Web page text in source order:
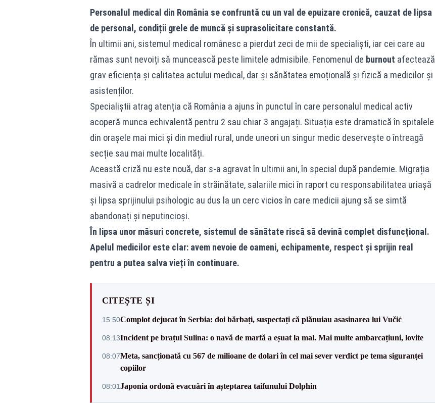
Personalul medical din România se confruntă cu un val de epuizare cronică, cauzat de lipsa
de personal, condiții grele de muncă și suprasolicitare constantă.
În ultimii ani, sistemul medical românesc a pierdut zeci de mii de specialiști, iar cei care au
rămas sunt nevoiți să muncească peste limitele admisibile. Fenomenul de burnout afectează
grav eficiența și calitatea actului medical, dar și sănătatea emoțională și fizică a medicilor și
asistenților.
Specialiștii atrag atenția că România a ajuns în punctul în care personalul medical activ
acoperă munca echivalentă pentru 2 sau chiar 3 angajați. Situația este dramatică în spitalele
din orașele mai mici și din mediul rural, unde uneori un singur medic deservește o întreagă
secție sau mai multe localități.
Această criză nu este nouă, dar s-a agravat în ultimii ani, în special după pandemie. Migrația
masivă a cadrelor medicale în străinătate, salariile mici în raport cu responsabilitatea uriașă
și lipsa sprijinului psihologic au dus la un cerc vicios în care medicii ajung să se simtă
abandonați și neputincioși.
În lipsa unor măsuri concrete, sistemul de sănătate riscă să devină complet disfuncțional.
Apelul medicilor este clar: avem nevoie de oameni, echipamente, respect și sprijin real
pentru a putea salva vieți în continuare.
CITEȘTE ȘI
15:50Complot dejucat în Serbia: doi bărbați, suspectați că plănuiau asasinarea lui Vučić
08:13Incident pe brațul Sulina: o navă de marfă a eșuat la mal. Mai multe ambarcațiuni, lovite
08:07Meta, sancționată cu 567 de milioane de dolari în cel mai sever verdict pe tema siguranței
copiilor
08:01Japonia ordonă evacuări în așteptarea taifunului Dolphin